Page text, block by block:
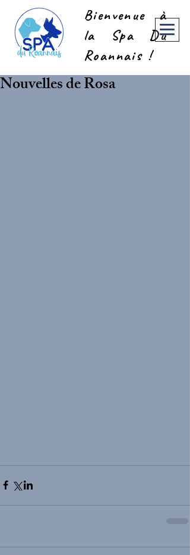
Bienvenue à
la Spa Du
Roannais !
Nouvelles de Rosa